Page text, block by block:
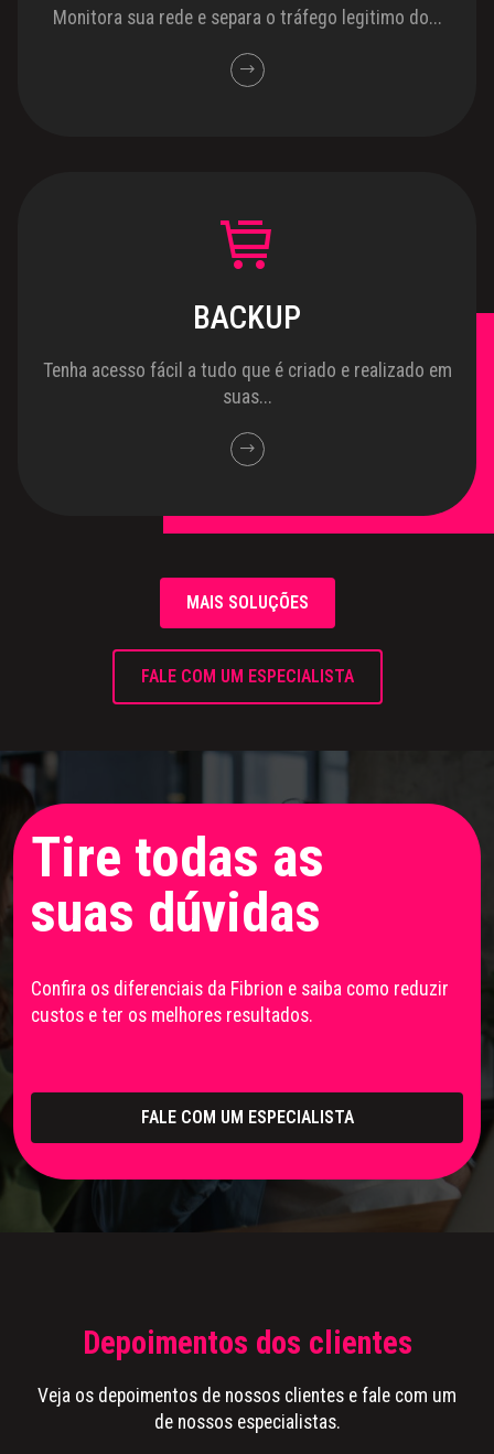
Monitora sua rede e separa o tráfego legitimo do...
BACKUP
Tenha acesso fácil a tudo que é criado e realizado em
suas...
MAIS SOLUÇÕES
FALE COM UM ESPECIALISTA
Tire todas as
suas dúvidas
Confira os diferenciais da Fibrion e saiba como reduzir
custos e ter os melhores resultados.
FALE COM UM ESPECIALISTA
Depoimentos dos clientes
Veja os depoimentos de nossos clientes e fale com um
de nossos especialistas.